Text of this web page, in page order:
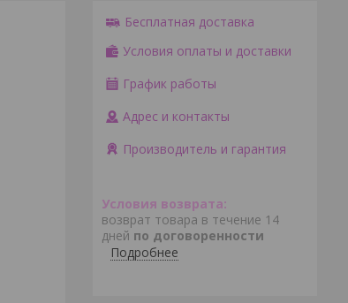
Бесплатная доставка
Условия оплаты и доставки
График работы
Адрес и контакты
Производитель и гарантия
возврат товара в течение 14
дней по договоренности
Подробнее